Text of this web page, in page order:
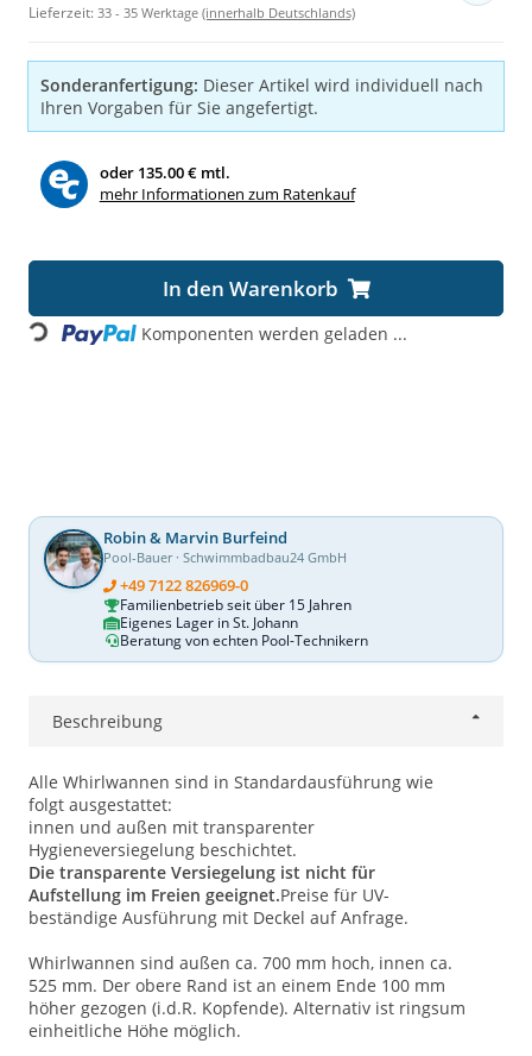
Lieferzeit: 33 - 35 Werktage (innerhalb Deutschlands)
Sonderanfertigung: Dieser Artikel wird individuell nach
Ihren Vorgaben für Sie angefertigt.
oder 135.00 € mtl.
mehr Informationen zum Ratenkauf
In den Warenkorb
Loading... Komponenten werden geladen ...
Robin & Marvin Burfeind
Pool-Bauer · Schwimmbadbau24 GmbH
+49 7122 826969-0
Familienbetrieb seit über 15 Jahren
Eigenes Lager in St. Johann
Beratung von echten Pool-Technikern
Beschreibung
Alle Whirlwannen sind in Standardausführung wie
folgt ausgestattet:
innen und außen mit transparenter
Hygieneversiegelung beschichtet.
Die transparente Versiegelung ist nicht für
Aufstellung im Freien geeignet.Preise für UV-
beständige Ausführung mit Deckel auf Anfrage.
Whirlwannen sind außen ca. 700 mm hoch, innen ca.
525 mm. Der obere Rand ist an einem Ende 100 mm
höher gezogen (i.d.R. Kopfende). Alternativ ist ringsum
einheitliche Höhe möglich.